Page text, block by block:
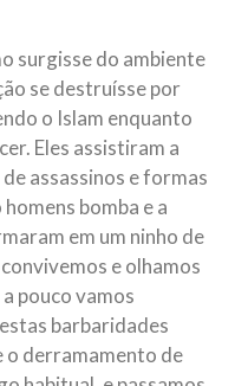
surgisse do ambiente
se destruísse por
o Islam enquanto
Eles assistiram a
assassinos e formas
bomba e a
em um ninho de
e olhamos
pouco vamos
barbaridades
o derramamento de